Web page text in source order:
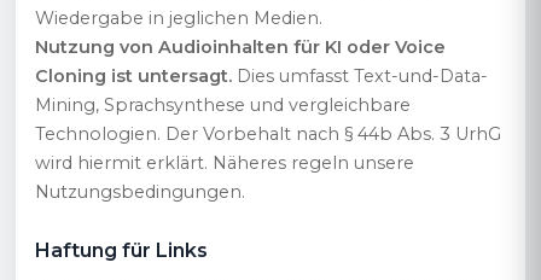
Wiedergabe in jeglichen Medien.
Nutzung von Audioinhalten für KI oder Voice
Cloning ist untersagt.Dies umfasst Text-und-Data-
Mining, Sprachsynthese und vergleichbare
Technologien. Der Vorbehalt nach § 44b Abs. 3 UrhG
wird hiermit erklärt. Näheres regeln unsere
Nutzungsbedingungen.
Haftung für Links